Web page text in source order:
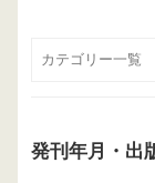
発刊年月・出